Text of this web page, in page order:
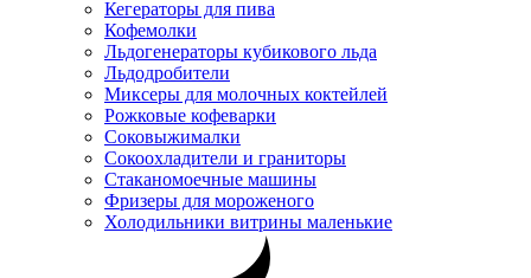
Кегераторы для пива
Кофемолки
Льдогенераторы кубикового льда
Льдодробители
Миксеры для молочных коктейлей
Рожковые кофеварки
Соковыжималки
Сокоохладители и граниторы
Стаканомоечные машины
Фризеры для мороженого
Холодильники витрины маленькие